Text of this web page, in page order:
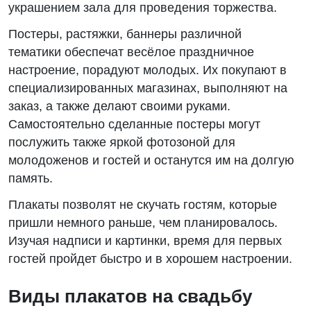
украшением зала для проведения торжества.
Постеры, растяжки, баннеры различной
тематики обеспечат весёлое праздничное
настроение, порадуют молодых. Их покупают в
специализированных магазинах, выполняют на
заказ, а также делают своими руками.
Самостоятельно сделанные постеры могут
послужить также яркой фотозоной для
молодоженов и гостей и останутся им на долгую
память.
Плакаты позволят не скучать гостям, которые
пришли немного раньше, чем планировалось.
Изучая надписи и картинки, время для первых
гостей пройдет быстро и в хорошем настроении.
Виды плакатов на свадьбу